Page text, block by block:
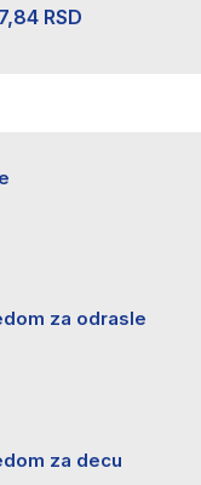
RSDTrenutna
za odrasle
za decu